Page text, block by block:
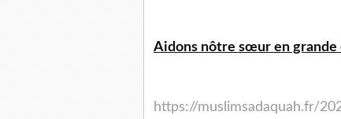
Aidons nôtre sœur en grande
https://muslimsadaquah.fr/